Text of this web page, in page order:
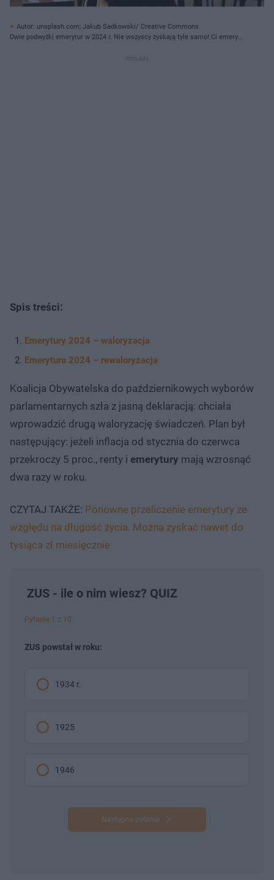
Autor: unsplash.com; Jakub Sadkowski/ Creative Commons
Dwie podwyżki emerytur w 2024 r. Nie wszyscy zyskają tyle samo! Ci emeryci
Spis treści:
Emerytury 2024 – waloryzacja
Emerytura 2024 – rewaloryzacja
Koalicja Obywatelska do październikowych wyborów
parlamentarnych szła z jasną deklaracją: chciała
wprowadzić drugą waloryzację świadczeń. Plan był
następujący: jeżeli inflacja od stycznia do czerwca
przekroczy 5 proc., renty i emerytury mają wzrosnąć
dwa razy w roku.
CZYTAJ TAKŻE: Ponowne przeliczenie emerytury ze
względu na długość życia. Można zyskać nawet do
tysiąca zł miesięcznie
ZUS - ile o nim wiesz? QUIZ
Pytanie 1 z 10
ZUS powstał w roku:
1934 r.
1925
1946
Następne pytanie